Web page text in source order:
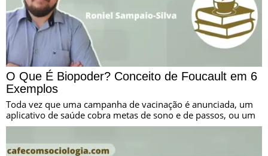
O Que É Biopoder? Conceito de Foucault em 6
Exemplos
Toda vez que uma campanha de vacinação é anunciada, um
aplicativo de saúde cobra metas de sono e de passos, ou um